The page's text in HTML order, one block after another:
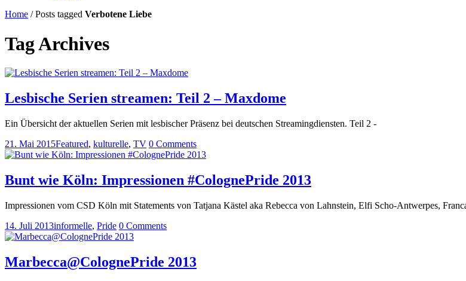
Home /Posts tagged Verbotene Liebe
Tag Archives
Lesbische Serien streamen: Teil 2 – Maxdome
Ein Übersicht der aktuellen Serien mit lesbischer Präsenz bei deutschen Streamingdiensten. Teil 2 -
21. Mai 2015Featured, kulturelle, TV 0 Comments
Bunt wie Köln: Impressionen #ColognePride 2013
Impressionen vom CSD Köln mit Statements von Tatjana Kästel aka Rebecca von Lahnstein, Elfi Scho-Antwerpes,
14. Juli 2013informelle, Pride 0 Comments
Marbecca@ColognePride 2013